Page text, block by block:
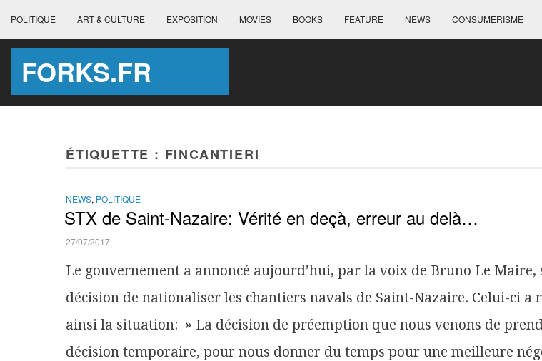
POLITIQUE ART & CULTURE EXPOSITION MOVIES BOOKS FEATURE NEWS CONSUMERISME
FORKS.FR
ÉTIQUETTE : FINCANTIERI
NEWS, POLITIQUE
STX de Saint-Nazaire: Vérité en deçà, erreur au delà…
27/07/2017
Le gouvernement a annoncé aujourd’hui, par la voix de Bruno Le Maire,
décision de nationaliser les chantiers navals de Saint-Nazaire. Celui-ci a
ainsi la situation: » La décision de préemption que nous venons de
décision temporaire, pour nous donner du temps pour une meilleure